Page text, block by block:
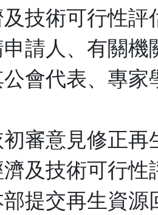
技術可行性評
請人、有關機
會代表、專家
審意見修正再
及技術可行性
提交再生資源